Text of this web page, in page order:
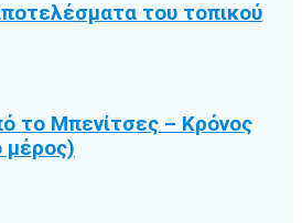
του τοπικού
το Μπενίτσες – Κρόνος
μέρος)